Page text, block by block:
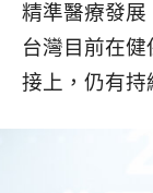
精準醫療發
台灣目前在
接上，仍有持